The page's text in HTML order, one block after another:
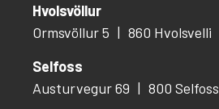
Hvolsvöllur
Ormsvöllur 5
860 Hvolsvelli
Selfoss
Austurvegur 69
800 Selfoss